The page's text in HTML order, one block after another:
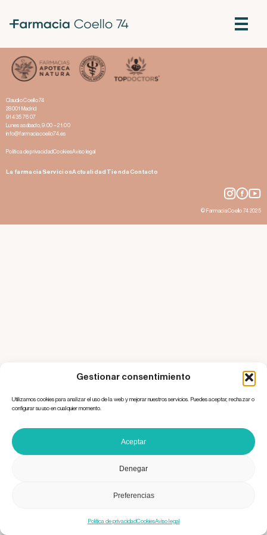
Gestionar consentimiento
Utilizamos cookies para analizar el uso de la web y mejorar nuestros servicios. Puedes aceptar, rechazar o
configurar su uso en cualquier momento.
Aceptar
Denegar
Preferencias
Cookies
Política de privacidad Aviso legal
Claudio Coello 74
28001 Madrid
914 35 76 07
Lunes a sábado, 9:00 – 21:00
info@farmaciacoello74.es
Política de privacidadCookiesAviso legal
La farmacia ServiciosActualidad Tienda Contacto
© Farmacia Coello 74 2025